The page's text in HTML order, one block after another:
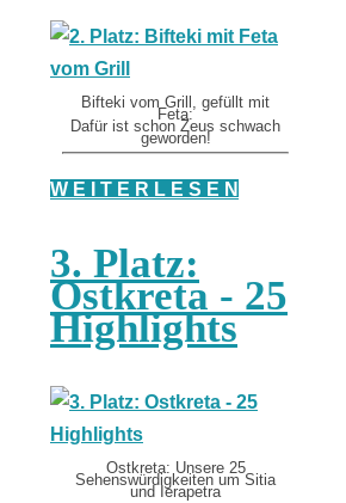
Bifteki vom Grill, gefüllt mit
Feta:
Dafür ist schon Zeus schwach
geworden!
W E I T E R L E S E N
3. Platz:
Ostkreta - 25
Highlights
Ostkreta: Unsere 25
Sehenswürdigkeiten um Sitia
und Ierapetra